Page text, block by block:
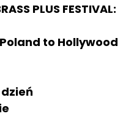
PLUS FESTIVAL:
to Hollywood